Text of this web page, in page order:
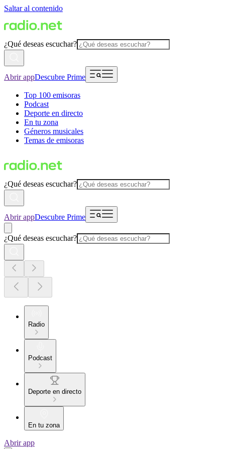
Saltar al contenido
¿Qué deseas escuchar?
Abrir appDescubre Prime
Top 100 emisoras
Podcast
Deporte en directo
En tu zona
Géneros musicales
Temas de emisoras
¿Qué deseas escuchar?
Abrir appDescubre Prime
¿Qué deseas escuchar?
Radio
Podcast
Deporte en directo
En tu zona
Abrir app